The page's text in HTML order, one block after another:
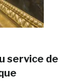
service de